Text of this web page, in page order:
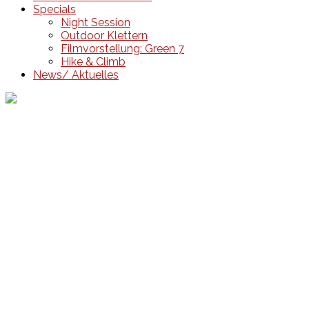
Specials
Night Session
Outdoor Klettern
Filmvorstellung: Green 7
Hike & Climb
News/ Aktuelles